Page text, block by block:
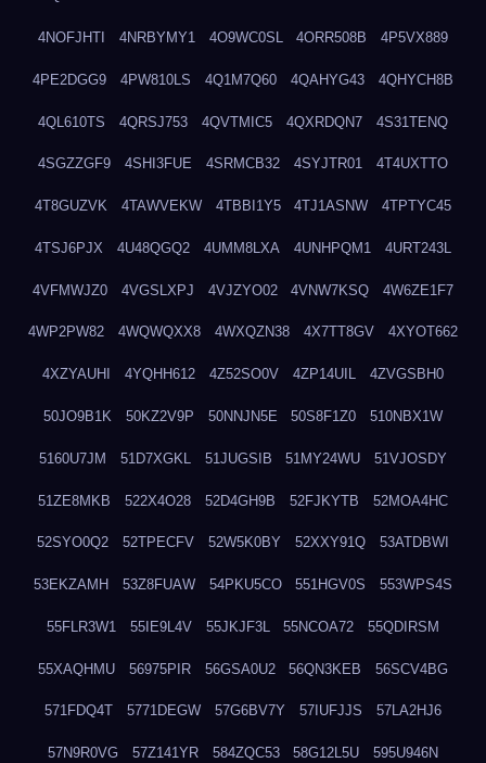
4NOFJHTI 4NRBYMY1 4O9WC0SL 4ORR508B 4P5VX889
4PE2DGG9 4PW810LS 4Q1M7Q60 4QAHYG43 4QHYCH8B
4QL610TS 4QRSJ753 4QVTMIC5 4QXRDQN7 4S31TENQ
4SGZZGF9 4SHI3FUE 4SRMCB32 4SYJTR01 4T4UXTTO
4T8GUZVK 4TAWVEKW 4TBBI1Y5 4TJ1ASNW 4TPTYC45
4TSJ6PJX 4U48QGQ2 4UMM8LXA 4UNHPQM1 4URT243L
4VFMWJZ0 4VGSLXPJ 4VJZYO02 4VNW7KSQ 4W6ZE1F7
4WP2PW82 4WQWQXX8 4WXQZN38 4X7TT8GV 4XYOT662
4XZYAUHI 4YQHH612 4Z52SO0V 4ZP14UIL 4ZVGSBH0
50JO9B1K 50KZ2V9P 50NNJN5E 50S8F1Z0 510NBX1W
5160U7JM 51D7XGKL 51JUGSIB 51MY24WU 51VJOSDY
51ZE8MKB 522X4O28 52D4GH9B 52FJKYTB 52MOA4HC
52SYO0Q2 52TPECFV 52W5K0BY 52XXY91Q 53ATDBWI
53EKZAMH 53Z8FUAW 54PKU5CO 551HGV0S 553WPS4S
55FLR3W1 55IE9L4V 55JKJF3L 55NCOA72 55QDIRSM
55XAQHMU 56975PIR 56GSA0U2 56QN3KEB 56SCV4BG
571FDQ4T 5771DEGW 57G6BV7Y 57IUFJJS 57LA2HJ6
57N9R0VG 57Z141YR 584ZQC53 58G12L5U 595U946N